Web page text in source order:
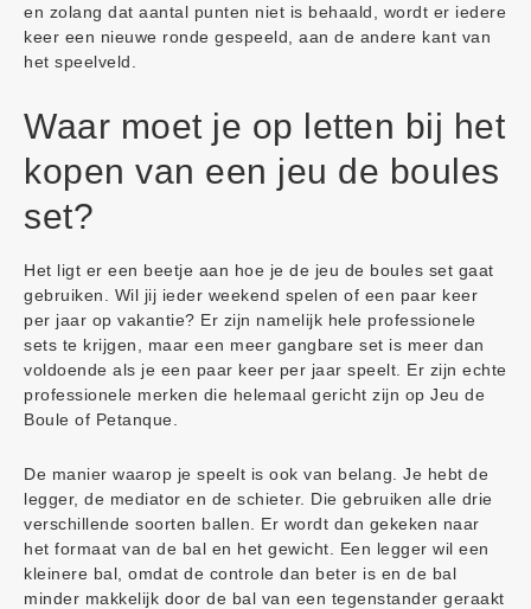
en zolang dat aantal punten niet is behaald, wordt er iedere
keer een nieuwe ronde gespeeld, aan de andere kant van
het speelveld.
Waar moet je op letten bij het
kopen van een jeu de boules
set?
Het ligt er een beetje aan hoe je de jeu de boules set gaat
gebruiken. Wil jij ieder weekend spelen of een paar keer
per jaar op vakantie? Er zijn namelijk hele professionele
sets te krijgen, maar een meer gangbare set is meer dan
voldoende als je een paar keer per jaar speelt. Er zijn echte
professionele merken die helemaal gericht zijn op Jeu de
Boule of Petanque.
De manier waarop je speelt is ook van belang. Je hebt de
legger, de mediator en de schieter. Die gebruiken alle drie
verschillende soorten ballen. Er wordt dan gekeken naar
het formaat van de bal en het gewicht. Een legger wil een
kleinere bal, omdat de controle dan beter is en de bal
minder makkelijk door de bal van een tegenstander geraakt